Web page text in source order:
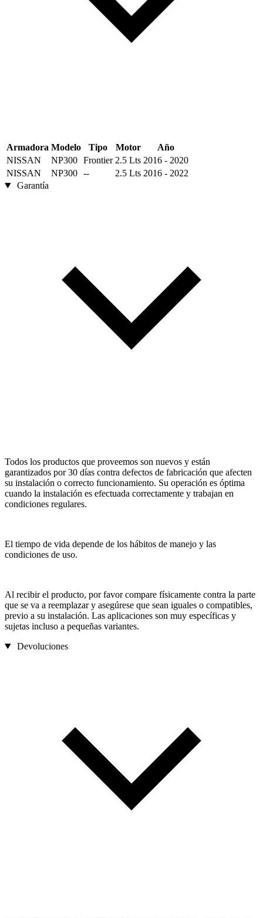
Armadora Modelo Tipo Motor
Año
NISSAN
NP300 Frontier 2.5 Lts 2016 - 2020
NISSAN
NP300 -- 2.5 Lts 2016 - 2022
Garantía
Todos los productos que proveemos son nuevos y están
garantizados por 30 días contra defectos de fabricación que afecten
su instalación o correcto funcionamiento. Su operación es óptima
cuando la instalación es efectuada correctamente y trabajan en
condiciones regulares.
El tiempo de vida depende de los hábitos de manejo y las
condiciones de uso.
Al recibir el producto, por favor compare físicamente contra la parte
que se va a reemplazar y asegúrese que sean iguales o compatibles,
previo a su instalación. Las aplicaciones son muy específicas y
sujetas incluso a pequeñas variantes.
Devoluciones